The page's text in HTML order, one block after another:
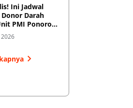
Ini Jadwal
Darah
PMI Ponorogo